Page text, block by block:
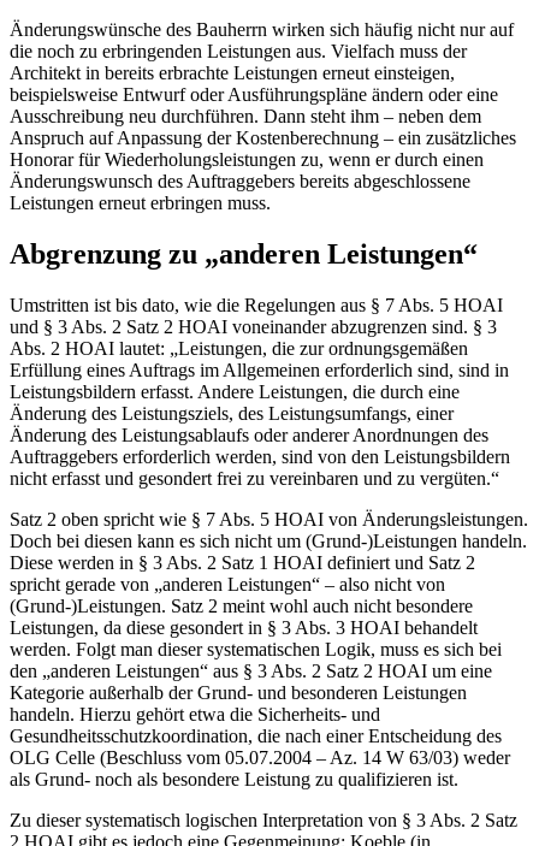
Änderungswünsche des Bauherrn wirken sich häufig nicht nur auf
die noch zu erbringenden Leistungen aus. Vielfach muss der
Architekt in bereits erbrachte Leistungen erneut einsteigen,
beispielsweise Entwurf oder Ausführungspläne ändern oder eine
Ausschreibung neu durchführen. Dann steht ihm – neben dem
Anspruch auf Anpassung der Kostenberechnung – ein zusätzliches
Honorar für Wiederholungsleistungen zu, wenn er durch einen
Änderungswunsch des Auftraggebers bereits abgeschlossene
Leistungen erneut erbringen muss.
Abgrenzung zu „anderen Leistungen“
Umstritten ist bis dato, wie die Regelungen aus § 7 Abs. 5 HOAI
und § 3 Abs. 2 Satz 2 HOAI voneinander abzugrenzen sind. § 3
Abs. 2 HOAI lautet: „Leistungen, die zur ordnungsgemäßen
Erfüllung eines Auftrags im Allgemeinen erforderlich sind, sind in
Leistungsbildern erfasst. Andere Leistungen, die durch eine
Änderung des Leistungsziels, des Leistungsumfangs, einer
Änderung des Leistungsablaufs oder anderer Anordnungen des
Auftraggebers erforderlich werden, sind von den Leistungsbildern
nicht erfasst und gesondert frei zu vereinbaren und zu vergüten.“
Satz 2 oben spricht wie § 7 Abs. 5 HOAI von Änderungsleistungen.
Doch bei diesen kann es sich nicht um (Grund-)Leistungen handeln.
Diese werden in § 3 Abs. 2 Satz 1 HOAI definiert und Satz 2
spricht gerade von „anderen Leistungen“ – also nicht von
(Grund-)Leistungen. Satz 2 meint wohl auch nicht besondere
Leistungen, da diese gesondert in § 3 Abs. 3 HOAI behandelt
werden. Folgt man dieser systematischen Logik, muss es sich bei
den „anderen Leistungen“ aus § 3 Abs. 2 Satz 2 HOAI um eine
Kategorie außerhalb der Grund- und besonderen Leistungen
handeln. Hierzu gehört etwa die Sicherheits- und
Gesundheitsschutzkoordination, die nach einer Entscheidung des
OLG Celle (Beschluss vom 05.07.2004 – Az. 14 W 63/03) weder
als Grund- noch als besondere Leistung zu qualifizieren ist.
Zu dieser systematisch logischen Interpretation von § 3 Abs. 2 Satz
2 HOAI gibt es jedoch eine Gegenmeinung: Koeble (in